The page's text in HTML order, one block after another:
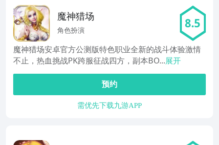
魔神猎场
角色扮演 8.5
魔神猎场安卓官方公测版特色职业全新的战斗体验激情
不止，热血挑战PK跨服征战四方，副本BO...展开
预约
需优先下载九游APP